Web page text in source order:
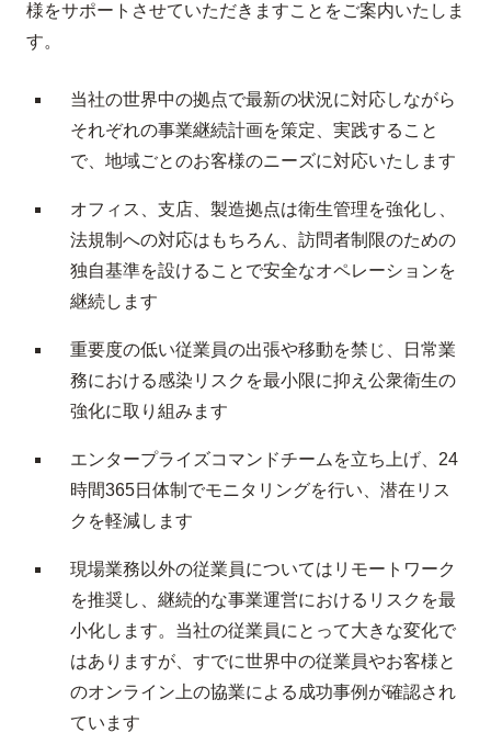
様をサポートさせていただきますことをご案内いたしま
す。
当社の世界中の拠点で最新の状況に対応しながら
それぞれの事業継続計画を策定、実践すること
で、地域ごとのお客様のニーズに対応いたします
オフィス、支店、製造拠点は衛生管理を強化し、
法規制への対応はもちろん、訪問者制限のための
独自基準を設けることで安全なオペレーションを
継続します
重要度の低い従業員の出張や移動を禁じ、日常業
務における感染リスクを最小限に抑え公衆衛生の
強化に取り組みます
エンタープライズコマンドチームを立ち上げ、24
時間365日体制でモニタリングを行い、潜在リス
クを軽減します
現場業務以外の従業員についてはリモートワーク
を推奨し、継続的な事業運営におけるリスクを最
小化します。当社の従業員にとって大きな変化で
はありますが、すでに世界中の従業員やお客様と
のオンライン上の協業による成功事例が確認され
ています